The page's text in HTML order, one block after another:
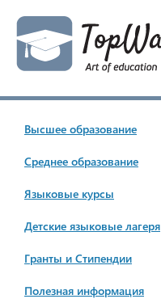
Высшее образование
Cреднее образование
Языковые курсы
Детские языковые лагеря
Гранты и Стипендии
Полезная информация